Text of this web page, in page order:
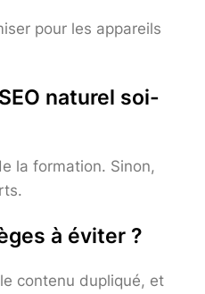
pour les appareils
naturel soi-
la formation. Sinon,
à éviter ?
contenu dupliqué, et